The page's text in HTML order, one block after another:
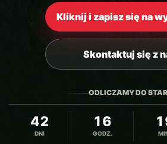
Kliknij i zapisz się na
Skontaktuj się z
ODLICZAMY DO
42
DNI
16
GODZ.